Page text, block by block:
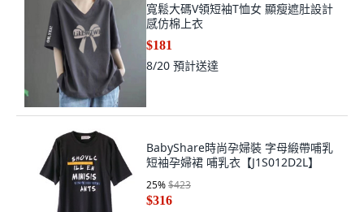
寬鬆大碼V領短袖T恤女 顯瘦遮肚設計
感仿棉上衣
$181
8/20 預計送達
BabyShare時尚孕婦裝 字母緞帶哺乳
短袖孕婦裙 哺乳衣【J1S012D2L】
25%$423
$316